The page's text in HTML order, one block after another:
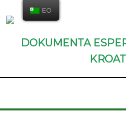
DOKUMENTA
EO